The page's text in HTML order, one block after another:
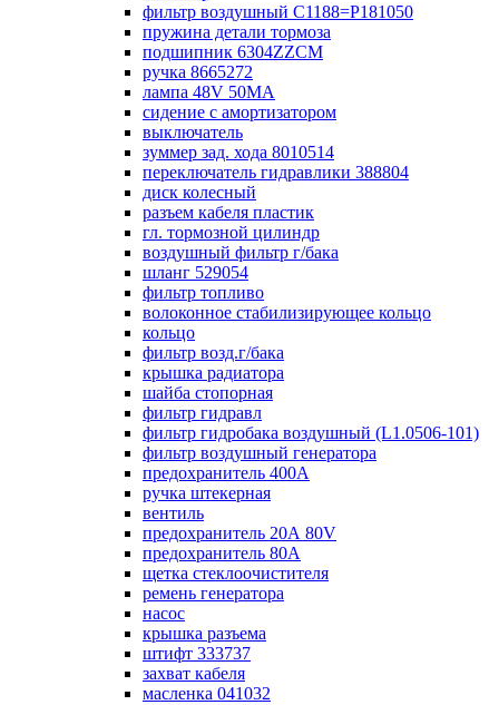
фильтр воздушный С1188=P181050
пружина детали тормоза
подшипник 6304ZZCM
ручка 8665272
лампа 48V 50МА
сидение с амортизатором
выключатель
зуммер зад. хода 8010514
переключатель гидравлики 388804
диск колесный
разъем кабеля пластик
гл. тормозной цилиндр
воздушный фильтр г/бака
шланг 529054
фильтр топливо
волоконное стабилизирующее кольцо
кольцо
фильтр возд.г/бака
крышка радиатора
шайба стопорная
фильтр гидравл
фильтр гидробака воздушный (L1.0506-101)
фильтр воздушный генератора
предохранитель 400А
ручка штекерная
вентиль
предохранитель 20А 80V
предохранитель 80А
щетка стеклоочистителя
ремень генератора
насос
крышка разъема
штифт 333737
захват кабеля
масленка 041032